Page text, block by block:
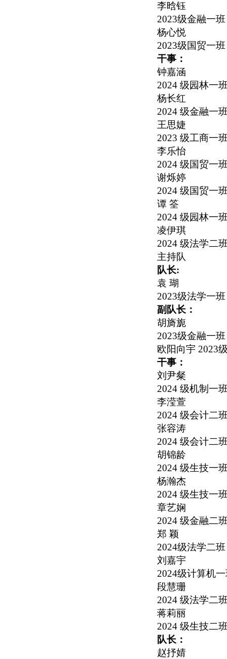
李晗钰
2023级金融一班
杨心悦
2023级国贸一班
干事：
钟嘉涵
2024 级园林一
杨长红
2024 级金融一
王思婕
2023 级工商一
李乐怡
2024 级国贸一
谢烁婷
2024 级国贸一
谭 筌
2024 级园林一
凌伊琪
2024 级法学二
主持队
队长:
袁 瑚
2023级法学一班
副队长：
胡旖旎
2023级金融一班
欧阳向宇 2023
干事：
刘尹粲
2024 级机制一
李滢萱
2024 级会计二
张容涛
2024 级会计二
胡锦龄
2024 级生技一
杨瀚杰
2024 级生技一
章艺娴
2024 级金融二
郑 颖
2024级法学二班
刘嘉宇
2024级计算机
段慧珊
2024 级法学二
蒋莉丽
2024 级生技二
队长：
赵抒婧